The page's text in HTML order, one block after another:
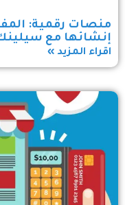
منصات رقمية:
إنشائها مع
اقراء المزيد »